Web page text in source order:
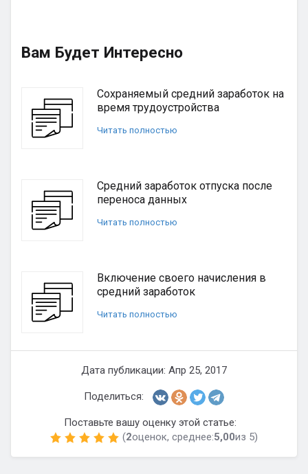
Вам Будет Интересно
Сохраняемый средний заработок на
время трудоустройства
Читать полностью
Средний заработок отпуска после
переноса данных
Читать полностью
Включение своего начисления в
средний заработок
Читать полностью
Дата публикации: Апр 25, 2017
Поделиться:
Поставьте вашу оценку этой статье:
(2оценок, среднее:5,00из 5)